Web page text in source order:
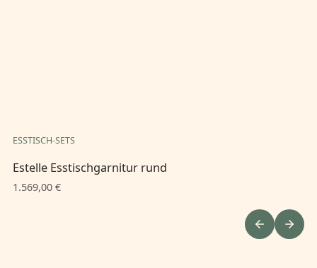
ESSTISCH-SETS
Estelle Esstischgarnitur rund
1.569,00 €